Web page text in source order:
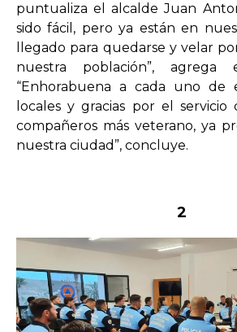
puntualiza el alcalde Juan
sido fácil, pero ya están en
llegado para quedarse y velar
nuestra población”,
“Enhorabuena a cada uno de
locales y gracias por el
compañeros más veterano, ya
nuestra ciudad”, concluye.
2